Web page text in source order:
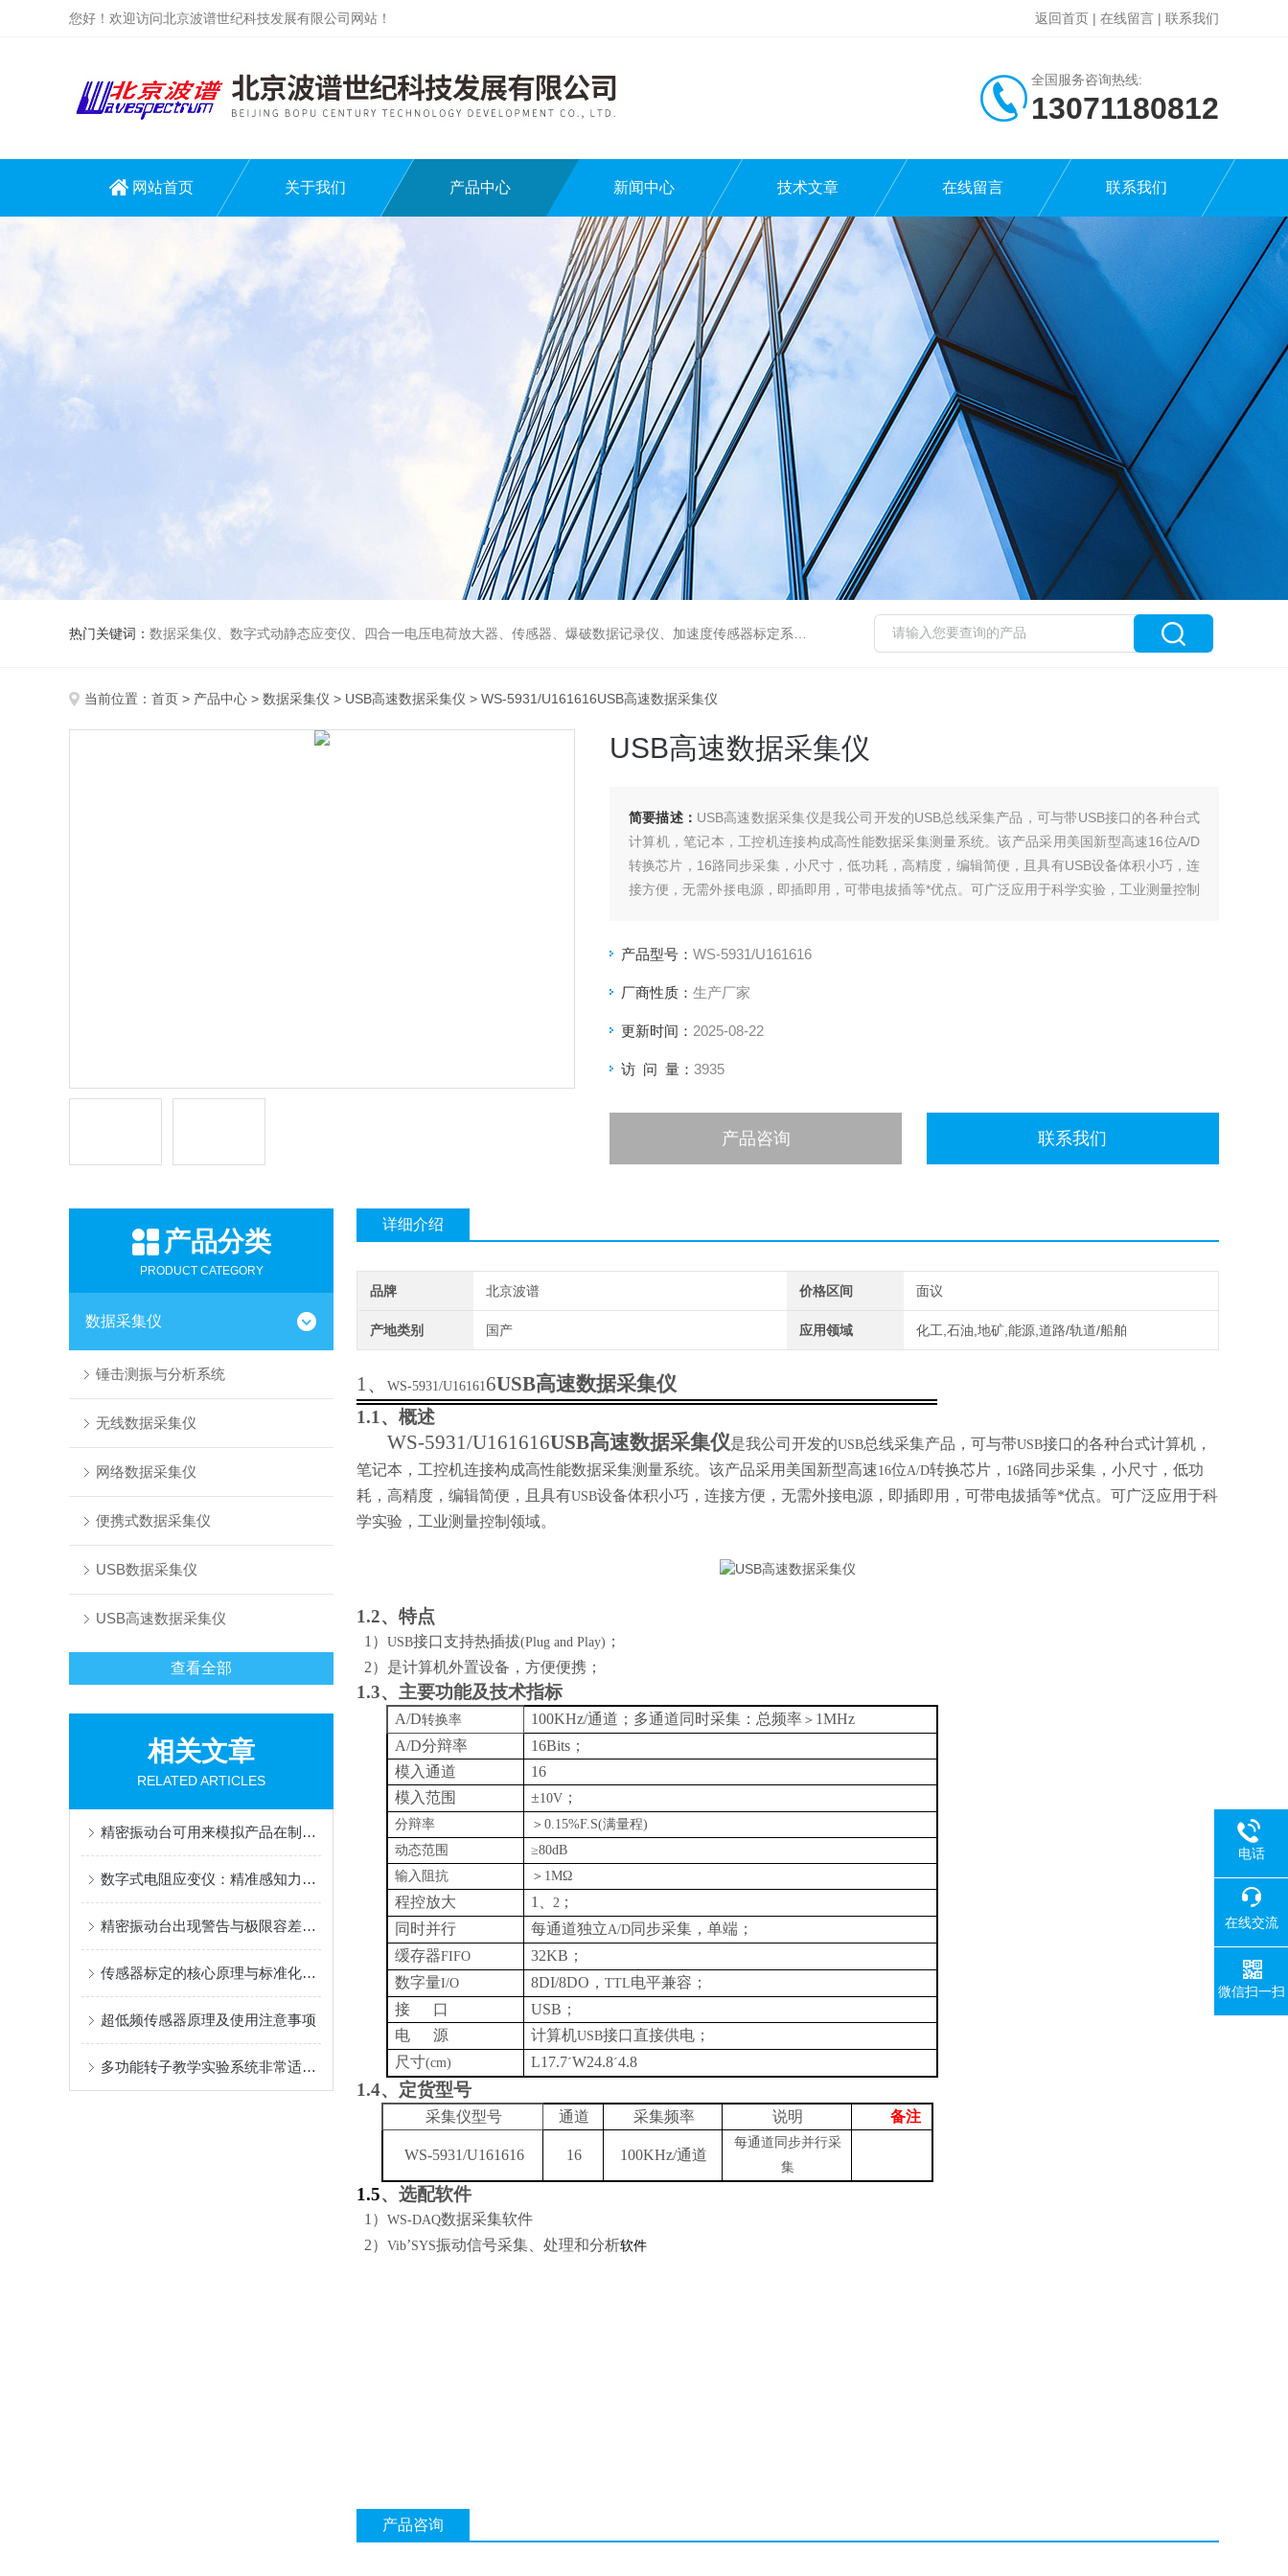
您好！欢迎访问北京波谱世纪科技发展有限公司网站！ 返回首页 | 在线留言 | 联系我们
全国服务咨询热线:
13071180812
网站首页 关于我们 产品中心 新闻中心 技术文章 在线留言 联系我们
热门关键词： 数据采集仪、数字式动静态应变仪、四合一电压电荷放大器、传感器、爆破数据记录仪、加速度传感器标定系统、小型精密振动台、高级仪器箱、激振器及功率放大器、结构振动综合教学实验台、多功能转子教学实验台、锤击测振系统、手持测振仪等
当前位置： 首页 > 产品中心 > 数据采集仪 > USB高速数据采集仪 > WS-5931/U161616USB高速数据采集仪
USB高速数据采集仪
简要描述： USB高速数据采集仪是我公司开发的USB总线采集产品，可与带USB接口的各种台式
计算机，笔记本，工控机连接构成高性能数据采集测量系统。该产品采用美国新型高速16位A/D
转换芯片，16路同步采集，小尺寸，低功耗，高精度，编辑简便，且具有USB设备体积小巧，连
接方便，无需外接电源，即插即用，可带电拔插等*优点。可广泛应用于科学实验，工业测量控制
产品型号： WS-5931/U161616
厂商性质： 生产厂家
更新时间： 2025-08-22
访 问 量： 3935
产品咨询 联系我们
产品分类
PRODUCT CATEGORY
数据采集仪
锤击测振与分析系统
无线数据采集仪
网络数据采集仪
便携式数据采集仪
USB数据采集仪
USB高速数据采集仪
查看全部
相关文章
RELATED ARTICLES
精密振动台可用来模拟产品在制造组装过程中所遇到的各种环境
数字式电阻应变仪：精准感知力学变化的核心设备
精密振动台出现警告与极限容差问题时该如何处理？
传感器标定的核心原理与标准化实施流程
超低频传感器原理及使用注意事项
多功能转子教学实验系统非常适合于科研教学时使用
详细介绍
品牌 北京波谱 价格区间 面议
产地类别 国产 应用领域 化工,石油,地矿,能源,道路/轨道/船舶
1、 WS-5931/U161616USB高速数据采集仪
1.1 、概述
WS-5931/U161616USB高速数据采集仪是我公司开发的USB总线采集产品，可与带USB接口的各种台式计算机，
笔记本，工控机连接构成高性能数据采集测量系统。该产品采用美国新型高速16位A/D转换芯片， 16路同步采集，小尺寸，低功
耗，高精度，编辑简便，且具有USB设备体积小巧，连接方便，无需外接电源，即插即用，可带电拔插等*优点。可广泛应用于科
学实验，工业测量控制领域。
1.2、特点
1 ） USB接口支持热插拔(Plug and Play) ；
2）是计算机外置设备，方便便携；
1.3、主要功能及技术指标
A/D转换率 100KHz/通道；多通道同时采集：总频率 ＞ 1MHz
A/D分辩率 16Bits ；
模入通道
16
模入范围
±10V ；
分辩率 ＞0.15%F.S(满量程)
动态范围
≥80dB
输入阻抗
＞ 1MΩ
程控放大 1 2 ；
同时并行
每通道独立A/D同步采集，单端；
缓存器FIFO 32KB ；
数字量I/O 8DI/8DO ，TTL电平兼容；
接 口
USB ；
电 源
计算机USB接口直接供电；
尺寸(cm) L17.7´W24.8´4.8
1.4、定货型号
采集仪型号 通道 采集频率 说明 备注
WS-5931/U161616 16 100KHz/通道
每通道同步并行采
集
1.5、选配软件
1 ） WS-DAQ数据采集软件
2） Vib’SYS振动信号采集、处理和分析软件
产品咨询
电话
在线交流
微信扫一扫